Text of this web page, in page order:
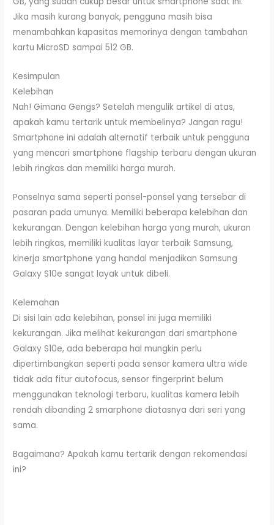
Jika masih kurang banyak, pengguna masih bisa
menambahkan kapasitas memorinya dengan tambahan
kartu MicroSD sampai 512 GB.
Kesimpulan
Kelebihan
Nah! Gimana Gengs? Setelah mengulik artikel di atas,
apakah kamu tertarik untuk membelinya? Jangan ragu!
Smartphone ini adalah alternatif terbaik untuk pengguna
yang mencari smartphone flagship terbaru dengan ukuran
lebih ringkas dan memiliki harga murah.
Ponselnya sama seperti ponsel-ponsel yang tersebar di
pasaran pada umunya. Memiliki beberapa kelebihan dan
kekurangan. Dengan kelebihan harga yang murah, ukuran
lebih ringkas, memiliki kualitas layar terbaik Samsung,
kinerja smartphone yang handal menjadikan Samsung
Galaxy S10e sangat layak untuk dibeli.
Kelemahan
Di sisi lain ada kelebihan, ponsel ini juga memiliki
kekurangan. Jika melihat kekurangan dari smartphone
Galaxy S10e, ada beberapa hal mungkin perlu
dipertimbangkan seperti pada sensor kamera ultra wide
tidak ada fitur autofocus, sensor fingerprint belum
menggunakan teknologi terbaru, kualitas kamera lebih
rendah dibanding 2 smarphone diatasnya dari seri yang
sama.
Bagaimana? Apakah kamu tertarik dengan rekomendasi
ini?